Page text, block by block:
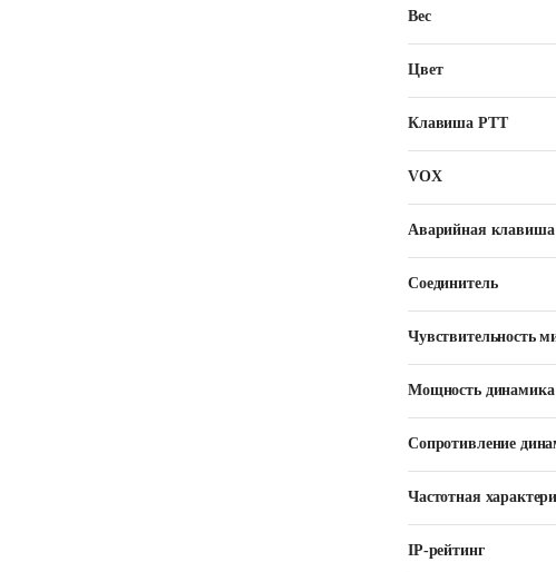
Вес
Цвет
Клавиша РТТ
VOX
Аварийная клавиша
Соединитель
Чувствительность
Мощность динамика
Сопротивление
Частотная
IP-рейтинг